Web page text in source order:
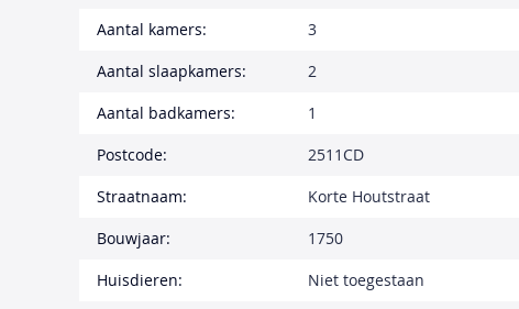
Aantal kamers:
3
Aantal slaapkamers:
2
Aantal badkamers:
1
Postcode:
2511CD
Straatnaam:
Korte Houtstraat
Bouwjaar:
1750
Huisdieren:
Niet toegestaan